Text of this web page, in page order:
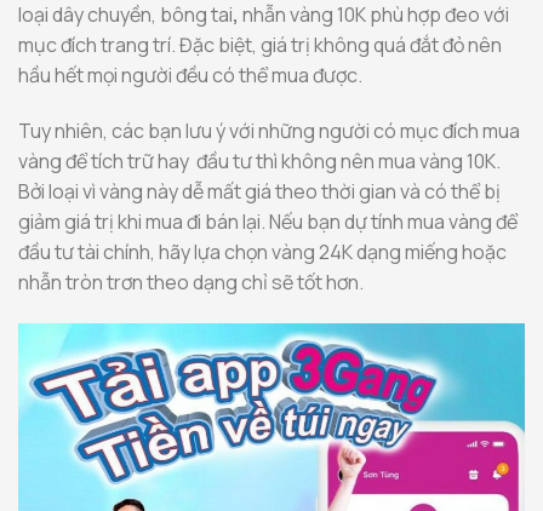
loại dây chuyền, bông tai, nhẫn vàng 10K phù hợp đeo với
mục đích trang trí. Đặc biệt, giá trị không quá đắt đỏ nên
hầu hết mọi người đều có thể mua được.
Tuy nhiên, các bạn lưu ý với những người có mục đích mua
vàng để tích trữ hay đầu tư thì không nên mua vàng 10K.
Bởi loại vì vàng này dễ mất giá theo thời gian và có thể bị
giảm giá trị khi mua đi bán lại. Nếu bạn dự tính mua vàng để
đầu tư tài chính, hãy lựa chọn vàng 24K dạng miếng hoặc
nhẫn tròn trơn theo dạng chỉ sẽ tốt hơn.